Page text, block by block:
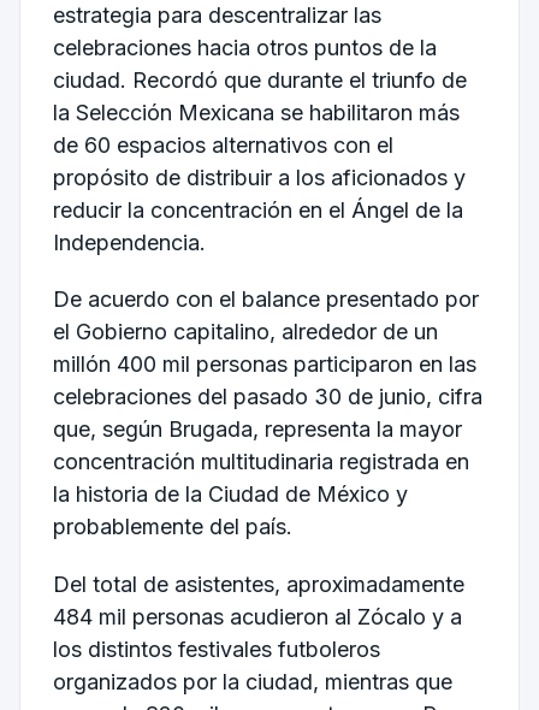
estrategia para descentralizar las
celebraciones hacia otros puntos de la
ciudad. Recordó que durante el triunfo de
la Selección Mexicana se habilitaron más
de 60 espacios alternativos con el
propósito de distribuir a los aficionados y
reducir la concentración en el Ángel de la
Independencia.
De acuerdo con el balance presentado por
el Gobierno capitalino, alrededor de un
millón 400 mil personas participaron en las
celebraciones del pasado 30 de junio, cifra
que, según Brugada, representa la mayor
concentración multitudinaria registrada en
la historia de la Ciudad de México y
probablemente del país.
Del total de asistentes, aproximadamente
484 mil personas acudieron al Zócalo y a
los distintos festivales futboleros
organizados por la ciudad, mientras que